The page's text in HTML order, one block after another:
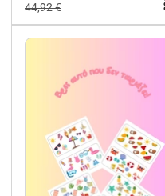
44,92 €